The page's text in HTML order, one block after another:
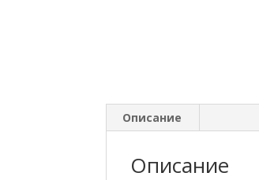
Описание
Описание